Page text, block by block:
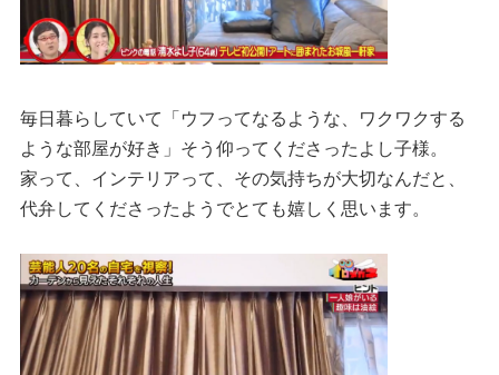
毎日暮らしていて「ウフってなるような、ワクワクする
ような部屋が好き」そう仰ってくださったよし子様。
家って、インテリアって、その気持ちが大切なんだと、
代弁してくださったようでとても嬉しく思います。